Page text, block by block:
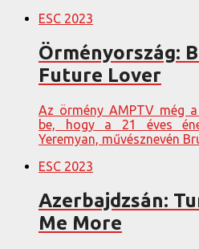
ESC 2023
Örményország:
Future Lover
Az örmény AMPTV még
be, hogy a 21 éves
Yeremyan, művésznevén
ESC 2023
Azerbajdzsán:
Me More